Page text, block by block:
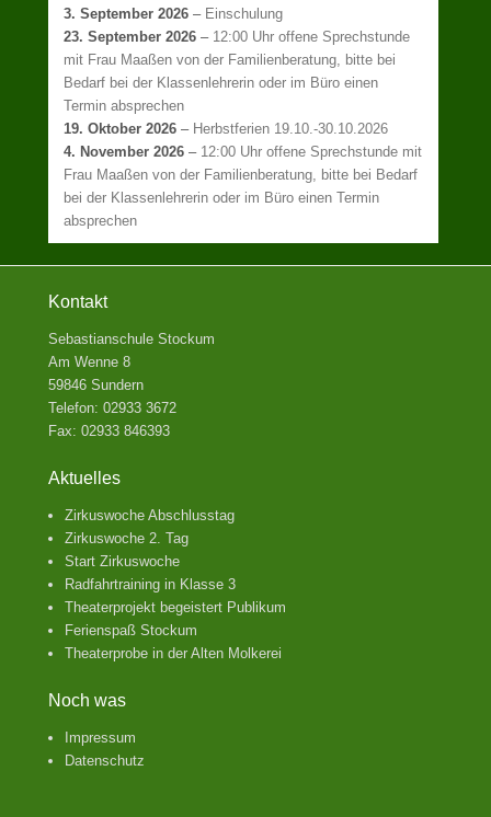
3. September 2026 – Einschulung
23. September 2026 – 12:00 Uhr offene Sprechstunde
mit Frau Maaßen von der Familienberatung, bitte bei
Bedarf bei der Klassenlehrerin oder im Büro einen
Termin absprechen
19. Oktober 2026 – Herbstferien 19.10.-30.10.2026
4. November 2026 – 12:00 Uhr offene Sprechstunde mit
Frau Maaßen von der Familienberatung, bitte bei Bedarf
bei der Klassenlehrerin oder im Büro einen Termin
absprechen
Kontakt
Sebastianschule Stockum
Am Wenne 8
59846 Sundern
Telefon: 02933 3672
Fax: 02933 846393
Aktuelles
Zirkuswoche Abschlusstag
Zirkuswoche 2. Tag
Start Zirkuswoche
Radfahrtraining in Klasse 3
Theaterprojekt begeistert Publikum
Ferienspaß Stockum
Theaterprobe in der Alten Molkerei
Noch was
Impressum
Datenschutz